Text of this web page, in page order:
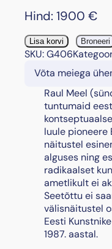
Hind: 1900 €
"
Õ
Lisa korvi Broneeri
SKU:G406
Võta meiega
Raul Meel
tuntumaid
luule pioneere
näitustel
alguses ning
radikaalset
ametlikult ei
Seetõttu ei
välisnäitustel
Eesti
1987. aastal.